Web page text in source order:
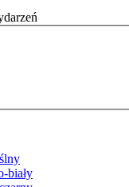
biały